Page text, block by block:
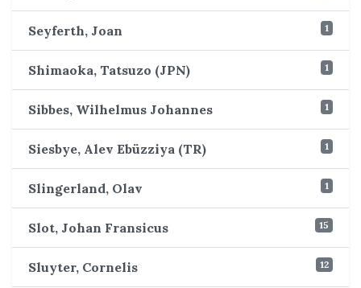
Seyferth, Joan 1
Shimaoka, Tatsuzo (JPN) 1
Sibbes, Wilhelmus Johannes 1
Siesbye, Alev Ebüzziya (TR) 1
Slingerland, Olav 1
Slot, Johan Fransicus 15
Sluyter, Cornelis 12